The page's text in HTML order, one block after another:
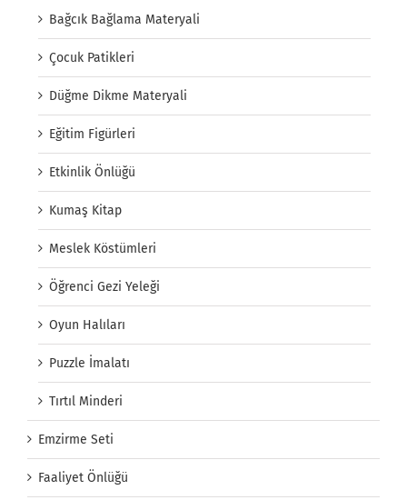
Bağcık Bağlama Materyali
Çocuk Patikleri
Düğme Dikme Materyali
Eğitim Figürleri
Etkinlik Önlüğü
Kumaş Kitap
Meslek Köstümleri
Öğrenci Gezi Yeleği
Oyun Halıları
Puzzle İmalatı
Tırtıl Minderi
Emzirme Seti
Faaliyet Önlüğü